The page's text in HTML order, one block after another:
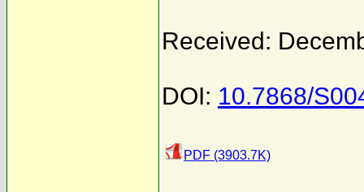
Received:
DOI: 10.7868/
PDF (3903.7K)